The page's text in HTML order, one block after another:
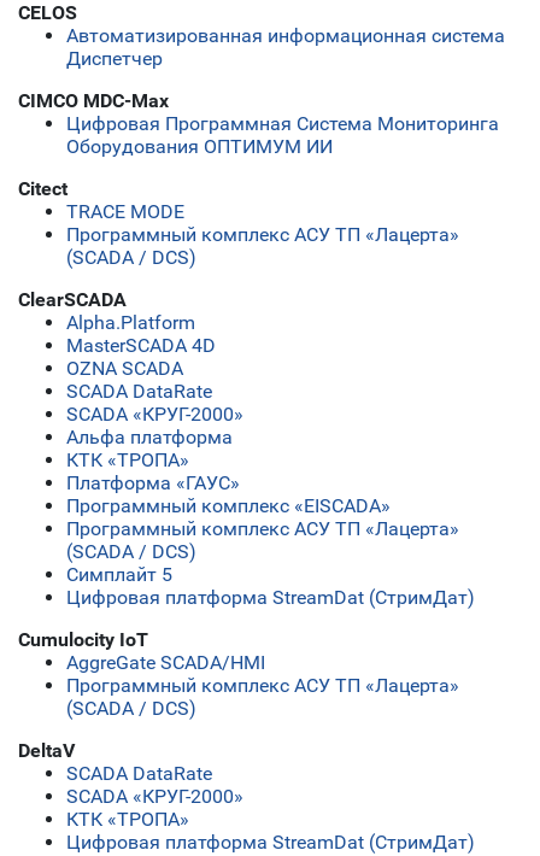
CELOS
Автоматизированная информационная система
Диспетчер
CIMCO MDC-Max
Цифровая Программная Система Мониторинга
Оборудования ОПТИМУМ ИИ
Citect
TRACE MODE
Программный комплекс АСУ ТП «Лацерта»
(SCADA / DCS)
ClearSCADA
Alpha.Platform
MasterSCADA 4D
OZNA SCADA
SCADA DataRate
SCADA «КРУГ-2000»
Альфа платформа
КТК «ТРОПА»
Платформа «ГАУС»
Программный комплекс «EISCADA»
Программный комплекс АСУ ТП «Лацерта»
(SCADA / DCS)
Симплайт 5
Цифровая платформа StreamDat (СтримДат)
Cumulocity IoT
AggreGate SCADA/HMI
Программный комплекс АСУ ТП «Лацерта»
(SCADA / DCS)
DeltaV
SCADA DataRate
SCADA «КРУГ-2000»
КТК «ТРОПА»
Цифровая платформа StreamDat (СтримДат)